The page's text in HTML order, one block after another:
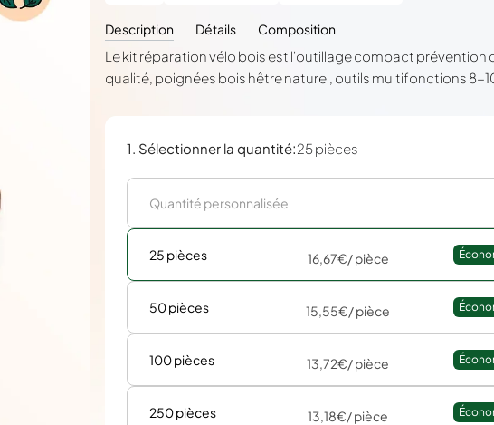
Description Détails Composition
Le kit réparation vélo bois est l'outillage compact prévention
qualité, poignées bois hêtre naturel, outils multifonctions 8-
1. Sélectionner la quantité:25 pièces
25 pièces 16,67€/ pièce
50 pièces 15,55€/ pièce
100 pièces 13,72€/ pièce
250 pièces 13,18€/ pièce